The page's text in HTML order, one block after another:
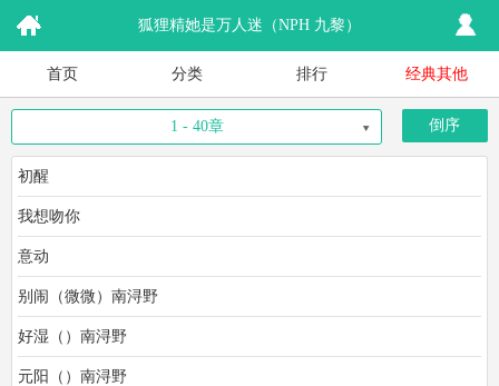
狐狸精她是万人迷（NPH 九黎）
首页 分类 排行 经典其他
1 - 40章 倒序
初醒
我想吻你
意动
别闹（微微）南浔野
好湿（）南浔野
元阳（）南浔野